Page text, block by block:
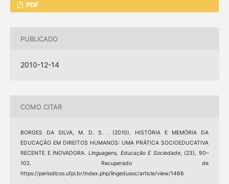
PDF
PUBLICADO
2010-12-14
COMO CITAR
BORGES DA SILVA, M. D. S. . (2010). HISTÓRIA E MEMÓRIA DA
EDUCAÇÃO EM DIREITOS HUMANOS: UMA PRÁTICA SOCIOEDUCATIVA
RECENTE E INOVADORA. Linguagens, Educação E Sociedade, (23), 90–
102. Recuperado de
https://periodicos.ufpi.br/index.php/lingedusoc/article/view/1466